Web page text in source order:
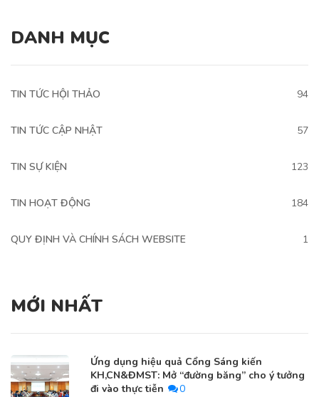
DANH MỤC
TIN TỨC HỘI THẢO 94
TIN TỨC CẬP NHẬT 57
TIN SỰ KIỆN 123
TIN HOẠT ĐỘNG 184
QUY ĐỊNH VÀ CHÍNH SÁCH WEBSITE 1
MỚI NHẤT
Ứng dụng hiệu quả Cổng Sáng kiến
KH,CN&ĐMST: Mở “đường băng” cho ý tưởng
đi vào thực tiễn
0